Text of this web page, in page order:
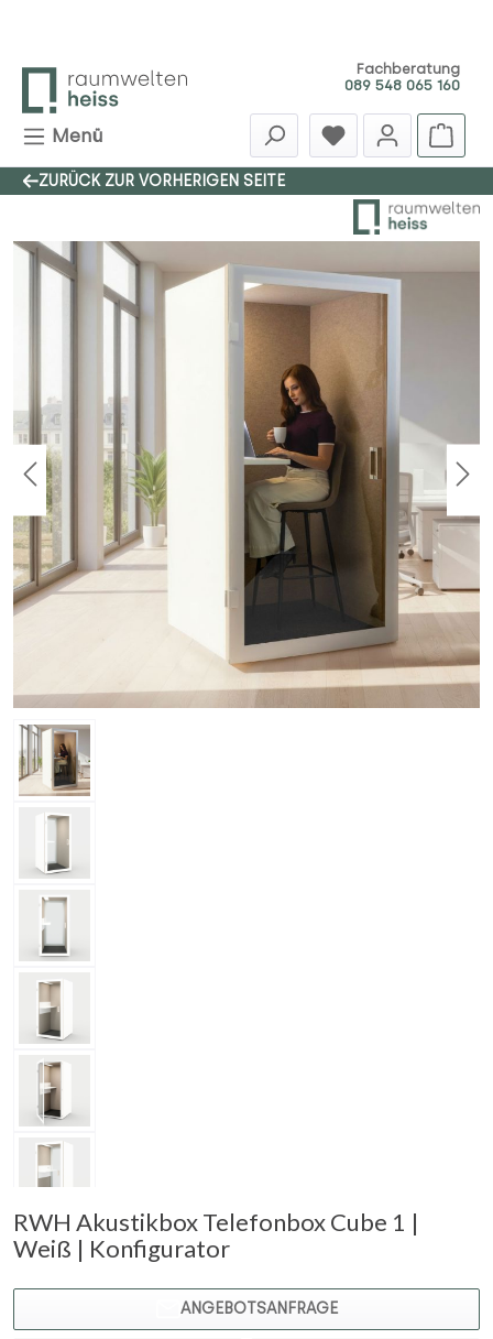
Fachberatung
089 548 065 160
Menü
ZURÜCK ZUR VORHERIGEN SEITE
RWH Akustikbox Telefonbox Cube 1 |
Weiß | Konfigurator
Bildergalerie überspringen
ANGEBOTSANFRAGE